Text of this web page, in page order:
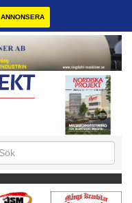
ANNONSERA